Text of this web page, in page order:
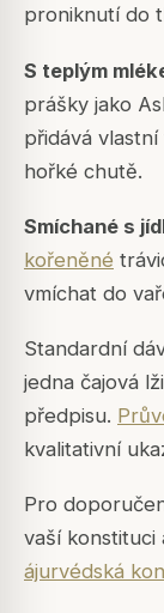
proniknutí do
S teplým
prášky jako
přidává
hořké chutě.
Smíchané s
kořeněné
vmíchat do
Standardní
jedna čajová
předpisu.
kvalitativní
Pro
vaší konstituci
ájurvédská